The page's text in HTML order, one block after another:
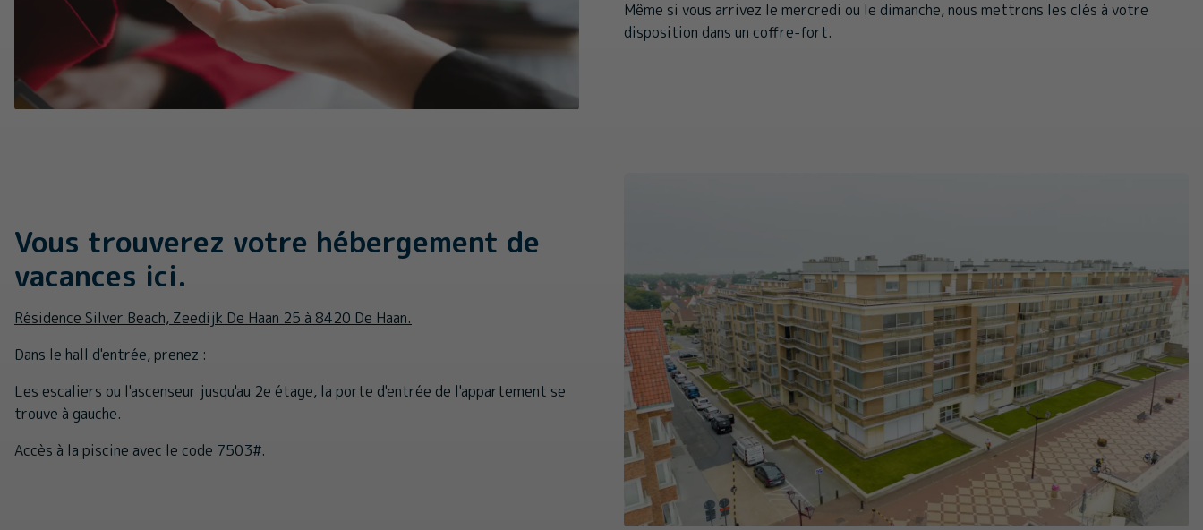
Même si vous arrivez le mercredi ou le dimanche, nous mettrons les clés à votre
disposition dans un coffre-fort.
Vous trouverez votre hébergement de
vacances ici.
Résidence Silver Beach, Zeedijk De Haan 25 à 8420 De Haan.
Dans le hall d'entrée, prenez :
Les escaliers ou l'ascenseur jusqu'au 2e étage, la porte d'entrée de l'appartement se
trouve à gauche.
Accès à la piscine avec le code 7503#.